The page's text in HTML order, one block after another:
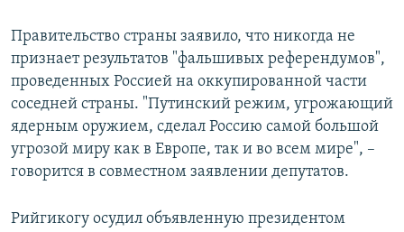
Правительство страны заявило, что никогда не
признает результатов "фальшивых референдумов",
проведенных Россией на оккупированной части
соседней страны. "Путинский режим, угрожающий
ядерным оружием, сделал Россию самой большой
угрозой миру как в Европе, так и во всем мире", –
говорится в совместном заявлении депутатов.
Рийгикогу осудил объявленную президентом